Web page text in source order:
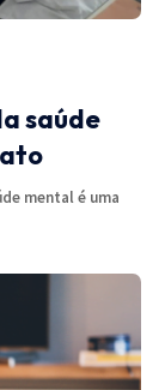
saúde
mental é uma